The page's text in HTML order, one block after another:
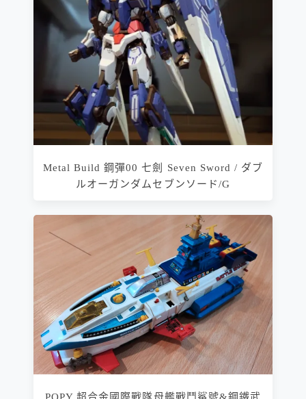
Metal Build 鋼彈00 七劍 Seven Sword / ダブ
ルオーガンダムセブンソード/G
POPY 超合金國際戰隊母艦戰鬥鯊號&鋼鐵武